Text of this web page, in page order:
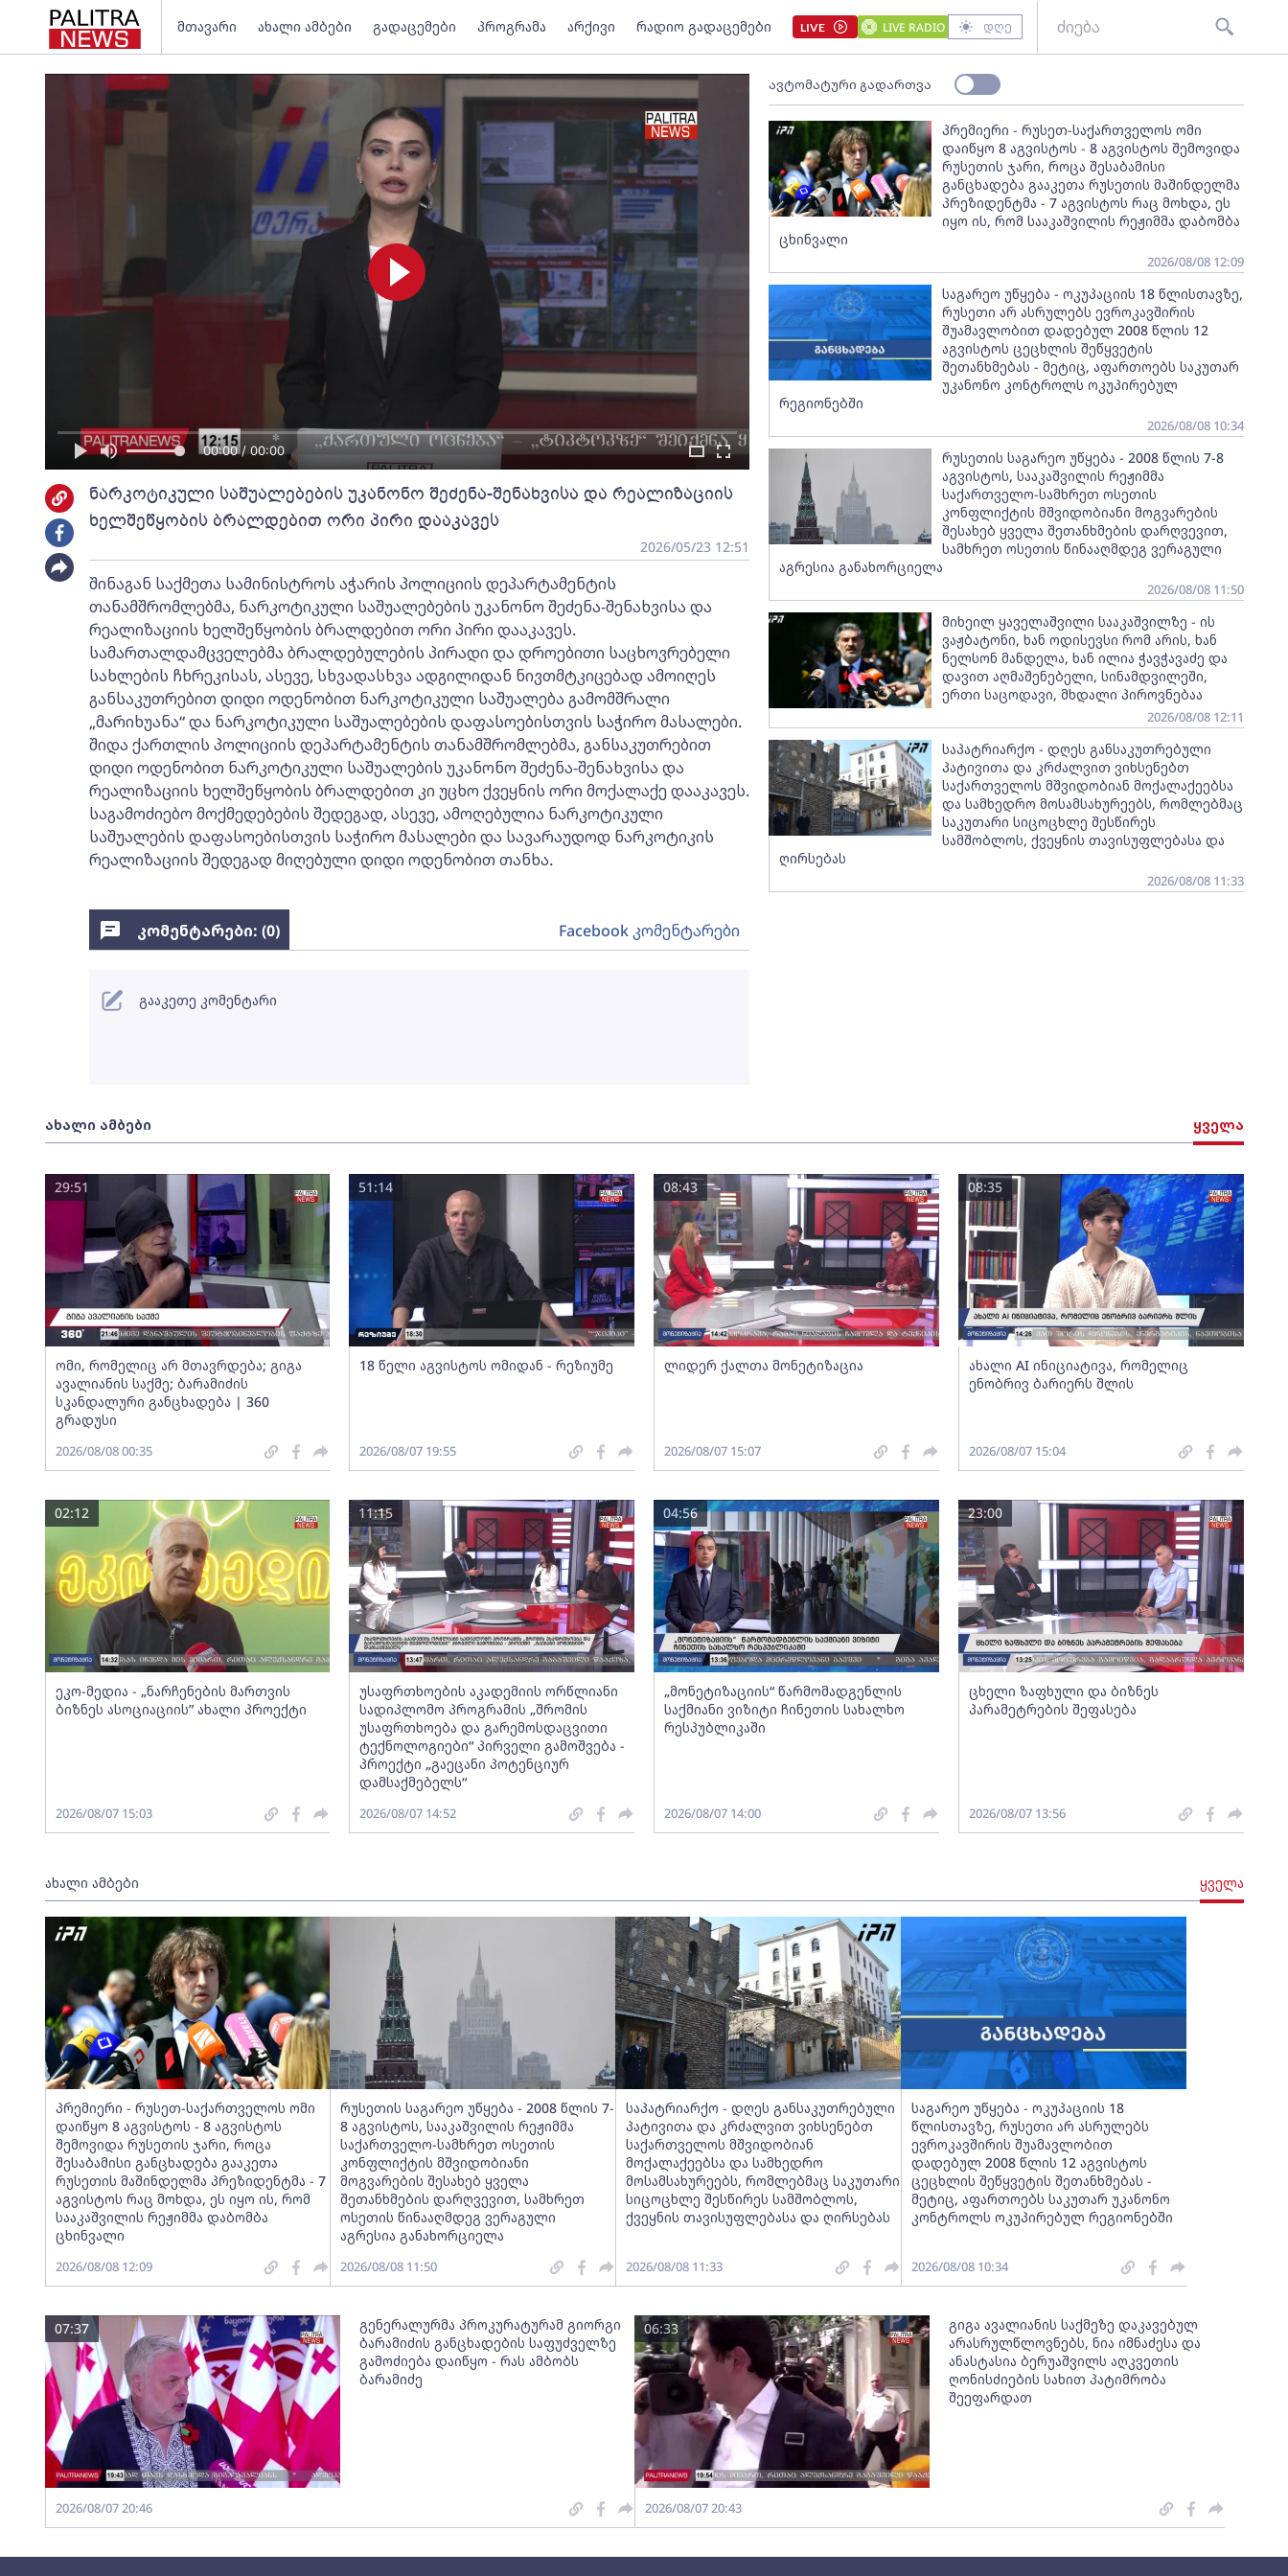
მთავარი ახალი ამბები გადაცემები პროგრამა არქივი რადიო გადაცემები LIVE LIVE RADIO დღე
00:00 / 00:00
ნარკოტიკული საშუალებების უკანონო შეძენა-შენახვისა და რეალიზაციის
ხელშეწყობის ბრალდებით ორი პირი დააკავეს
2026/05/23 12:51
შინაგან საქმეთა სამინისტროს აჭარის პოლიციის დეპარტამენტის
თანამშრომლებმა, ნარკოტიკული საშუალებების უკანონო შეძენა-შენახვისა და
რეალიზაციის ხელშეწყობის ბრალდებით ორი პირი დააკავეს.
სამართალდამცველებმა ბრალდებულების პირადი და დროებითი საცხოვრებელი
სახლების ჩხრეკისას, ასევე, სხვადასხვა ადგილიდან ნივთმტკიცებად ამოიღეს
განსაკუთრებით დიდი ოდენობით ნარკოტიკული საშუალება გამომშრალი
„მარიხუანა“ და ნარკოტიკული საშუალებების დაფასოებისთვის საჭირო მასალები.
შიდა ქართლის პოლიციის დეპარტამენტის თანამშრომლებმა, განსაკუთრებით
დიდი ოდენობით ნარკოტიკული საშუალების უკანონო შეძენა-შენახვისა და
რეალიზაციის ხელშეწყობის ბრალდებით კი უცხო ქვეყნის ორი მოქალაქე დააკავეს.
საგამოძიებო მოქმედებების შედეგად, ასევე, ამოღებულია ნარკოტიკული
საშუალების დაფასოებისთვის საჭირო მასალები და სავარაუდოდ ნარკოტიკის
რეალიზაციის შედეგად მიღებული დიდი ოდენობით თანხა.
ავტომატური გადართვა
პრემიერი - რუსეთ-საქართველოს ომი
დაიწყო 8 აგვისტოს - 8 აგვისტოს შემოვიდა
რუსეთის ჯარი, როცა შესაბამისი
განცხადება გააკეთა რუსეთის მაშინდელმა
პრეზიდენტმა - 7 აგვისტოს რაც მოხდა, ეს
იყო ის, რომ სააკაშვილის რეჟიმმა დაბომბა
ცხინვალი
2026/08/08 12:09
საგარეო უწყება - ოკუპაციის 18 წლისთავზე,
რუსეთი არ ასრულებს ევროკავშირის
შუამავლობით დადებულ 2008 წლის 12
აგვისტოს ცეცხლის შეწყვეტის
შეთანხმებას - მეტიც, აფართოებს საკუთარ
უკანონო კონტროლს ოკუპირებულ
რეგიონებში
2026/08/08 10:34
რუსეთის საგარეო უწყება - 2008 წლის 7-8
აგვისტოს, სააკაშვილის რეჟიმმა
საქართველო-სამხრეთ ოსეთის
კონფლიქტის მშვიდობიანი მოგვარების
შესახებ ყველა შეთანხმების დარღვევით,
სამხრეთ ოსეთის წინააღმდეგ ვერაგული
აგრესია განახორციელა
2026/08/08 11:50
მიხეილ ყაველაშვილი სააკაშვილზე - ის
ვაჟბატონი, ხან ოდისევსი რომ არის, ხან
ნელსონ მანდელა, ხან ილია ჭავჭავაძე და
დავით აღმაშენებელი, სინამდვილეში,
ერთი საცოდავი, მხდალი პიროვნებაა
2026/08/08 12:11
საპატრიარქო - დღეს განსაკუთრებული
პატივითა და კრძალვით ვიხსენებთ
საქართველოს მშვიდობიან მოქალაქეებსა
და სამხედრო მოსამსახურეებს, რომლებმაც
საკუთარი სიცოცხლე შესწირეს
სამშობლოს, ქვეყნის თავისუფლებასა და
ღირსებას
2026/08/08 11:33
ახალი ამბები ყველა
ომი, რომელიც არ მთავრდება; გიგა
ავალიანის საქმე; ბარამიძის
სკანდალური განცხადება | 360
გრადუსი
29:51
2026/08/08 00:35
18 წელი აგვისტოს ომიდან - რეზიუმე
51:14
2026/08/07 19:55
ლიდერ ქალთა მონეტიზაცია
08:43
2026/08/07 15:07
ახალი AI ინიციატივა, რომელიც
ენობრივ ბარიერს შლის
08:35
2026/08/07 15:04
ეკო-მედია - „ნარჩენების მართვის
ბიზნეს ასოციაციის” ახალი პროექტი
02:12
2026/08/07 15:03
უსაფრთხოების აკადემიის ორწლიანი
სადიპლომო პროგრამის „შრომის
უსაფრთხოება და გარემოსდაცვითი
ტექნოლოგიები“ პირველი გამოშვება -
პროექტი „გაეცანი პოტენციურ
დამსაქმებელს“
11:15
2026/08/07 14:52
„მონეტიზაციის“ წარმომადგენლის
საქმიანი ვიზიტი ჩინეთის სახალხო
რესპუბლიკაში
04:56
2026/08/07 14:00
ცხელი ზაფხული და ბიზნეს
პარამეტრების შეფასება
23:00
2026/08/07 13:56
ახალი ამბები ყველა
პრემიერი - რუსეთ-საქართველოს ომი
დაიწყო 8 აგვისტოს - 8 აგვისტოს
შემოვიდა რუსეთის ჯარი, როცა
შესაბამისი განცხადება გააკეთა
რუსეთის მაშინდელმა პრეზიდენტმა - 7
აგვისტოს რაც მოხდა, ეს იყო ის, რომ
სააკაშვილის რეჟიმმა დაბომბა
ცხინვალი
2026/08/08 12:09
რუსეთის საგარეო უწყება - 2008 წლის 7-
8 აგვისტოს, სააკაშვილის რეჟიმმა
საქართველო-სამხრეთ ოსეთის
კონფლიქტის მშვიდობიანი
მოგვარების შესახებ ყველა
შეთანხმების დარღვევით, სამხრეთ
ოსეთის წინააღმდეგ ვერაგული
აგრესია განახორციელა
2026/08/08 11:50
საპატრიარქო - დღეს განსაკუთრებული
პატივითა და კრძალვით ვიხსენებთ
საქართველოს მშვიდობიან
მოქალაქეებსა და სამხედრო
მოსამსახურეებს, რომლებმაც საკუთარი
სიცოცხლე შესწირეს სამშობლოს,
ქვეყნის თავისუფლებასა და ღირსებას
2026/08/08 11:33
საგარეო უწყება - ოკუპაციის 18
წლისთავზე, რუსეთი არ ასრულებს
ევროკავშირის შუამავლობით
დადებულ 2008 წლის 12 აგვისტოს
ცეცხლის შეწყვეტის შეთანხმებას -
მეტიც, აფართოებს საკუთარ უკანონო
კონტროლს ოკუპირებულ რეგიონებში
2026/08/08 10:34
გენერალურმა პროკურატურამ გიორგი
ბარამიძის განცხადების საფუძველზე
გამოძიება დაიწყო - რას ამბობს
ბარამიძე
07:37
2026/08/07 20:46
გიგა ავალიანის საქმეზე დაკავებულ
არასრულწლოვნებს, ნია იმნაძესა და
ანასტასია ბერუაშვილს აღკვეთის
ღონისძიების სახით პატიმრობა
შეეფარდათ
06:33
2026/08/07 20:43
კომენტარები: (0) Facebook კომენტარები
გააკეთე კომენტარი